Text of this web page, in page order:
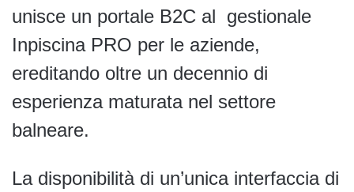
unisce un portale B2C al gestionale
Inpiscina PRO per le aziende,
ereditando oltre un decennio di
esperienza maturata nel settore
balneare.
La disponibilità di un’unica interfaccia di